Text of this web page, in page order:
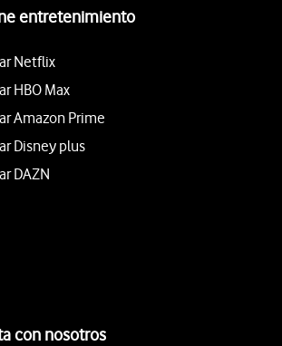
entretenimiento
Netflix
HBO Max
Amazon Prime
Disney plus
DAZN
con nosotros